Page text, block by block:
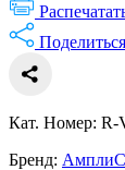
Поделиться
Кат. Номер: R-
Бренд: